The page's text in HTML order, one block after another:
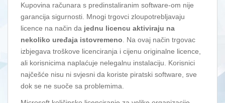
Kupovina računara s predinstaliranim software-om nije
garancija sigurnosti. Mnogi trgovci zloupotrebljavaju
licence na način da jednu licencu aktiviraju na
nekoliko uređaja istovremeno . Na ovaj način trgovac
izbjegava troškove licenciranja i cijenu originalne licence,
ali korisnicima naplaćuje nelegalnu instalaciju. Korisnici
najčešće nisu ni svjesni da koriste piratski software, sve
dok se ne suoče sa problemima.